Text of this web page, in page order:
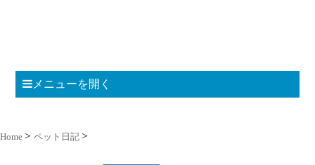
メニューを開く
Home ペット日記